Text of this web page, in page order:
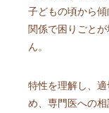
子どもの頃から
関係で困りごと
ん。
特性を理解し、
め、専門医への相